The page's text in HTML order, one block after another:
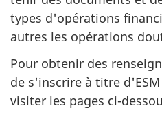
types d'opérations
autres les opérations
Pour obtenir des
de s'inscrire à titre
visiter les pages ci-